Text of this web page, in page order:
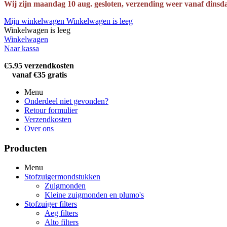
Wij zijn maandag 10 aug. gesloten, verzending weer vanaf
Mijn winkelwagen Winkelwagen is leeg
Winkelwagen is leeg
Winkelwagen
Naar kassa
€5.95 verzendkosten
vanaf €35 gratis
Menu
Onderdeel niet gevonden?
Retour formulier
Verzendkosten
Over ons
Producten
Menu
Stofzuigermondstukken
Zuigmonden
Kleine zuigmonden en plumo's
Stofzuiger filters
Aeg filters
Alto filters​